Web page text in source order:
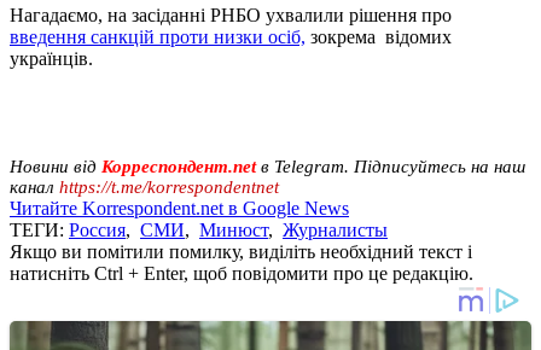
Нагадаємо, на засіданні РНБО ухвалили рішення про
введення санкцій проти низки осіб, зокрема відомих
українців.
Новини від Корреспондент.netв Telegram. Підписуйтесь на наш
канал https://t.me/korrespondentnet
Читайте Korrespondent.net в Google News
ТЕГИ: Россия, СМИ, Минюст, Журналисты
Якщо ви помітили помилку, виділіть необхідний текст і
натисніть Ctrl + Enter, щоб повідомити про це редакцію.